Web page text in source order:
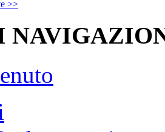
2013 - al 22/03/2018
>>